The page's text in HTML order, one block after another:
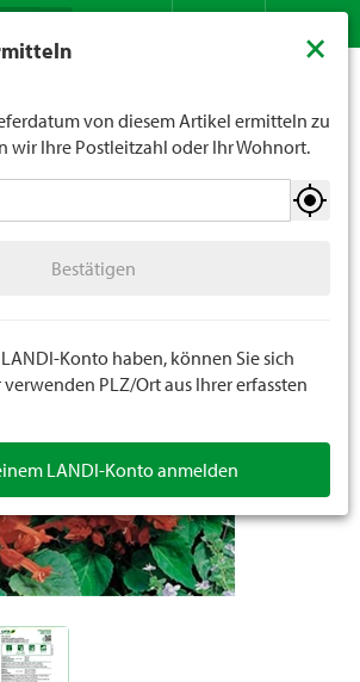
×
von diesem Artikel ermitteln zu
wir Ihre Postleitzahl oder Ihr Wohnort.
Bestätigen
Konto haben, können Sie sich
PLZ/Ort aus Ihrer erfassten
LANDI-Konto anmelden
Spirituosen gilt die Altersgrenze von
Alter an.